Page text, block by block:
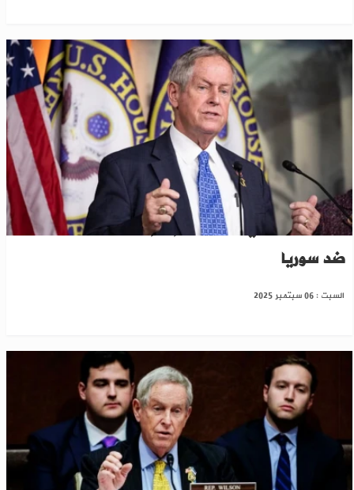
سيناتور أمريكي بارز يدعو إلى إلغاء قانون قيصر
ضد سوريا
السبت : 06 سبتمبر 2025